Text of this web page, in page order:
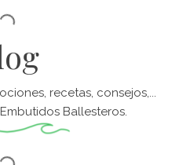
recetas, consejos,...
Ballesteros.